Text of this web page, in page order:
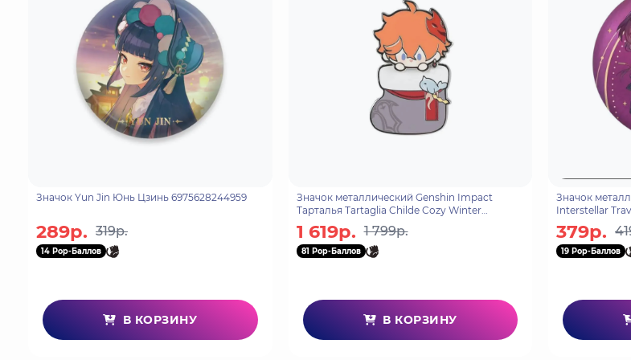
Значок Yun Jin Юнь Цзинь 6975628244959
289р. 319р.
14 Pop-Баллов
В КОРЗИНУ
Значок металлический Genshin Impact
Тарталья Tartaglia Childe Cozy Winter
1 619р. 1 799р.
81 Pop-Баллов
В КОРЗИНУ
Значок
Interstellar
379р.
19 Pop-Баллов